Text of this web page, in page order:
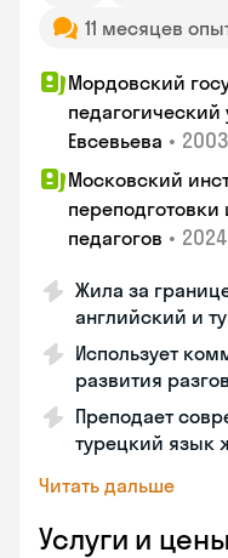
11 месяцев
Мордовский
Евсевьева •
Московский
педагогов •
Жила за
английский и
Использует
развития
Преподает
турецкий
Читать дальше
Услуги и цены